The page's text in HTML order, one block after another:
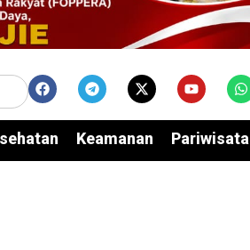
Keamanan Pariwisata